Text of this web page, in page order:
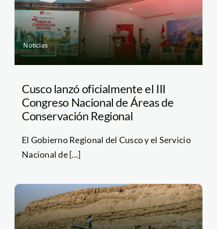
Noticias
Cusco lanzó oficialmente el III
Congreso Nacional de Áreas de
Conservación Regional
El Gobierno Regional del Cusco y el Servicio
Nacional de [...]